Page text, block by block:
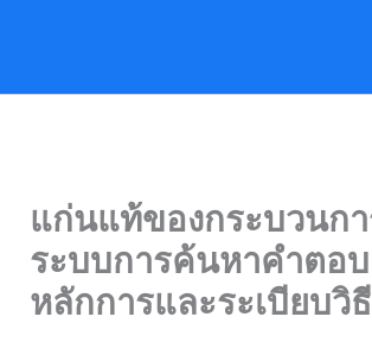
แก่นแท้ของกระบวนกา
ระบบการค้นหาคำตอ
หลักการและระเบียบวิ